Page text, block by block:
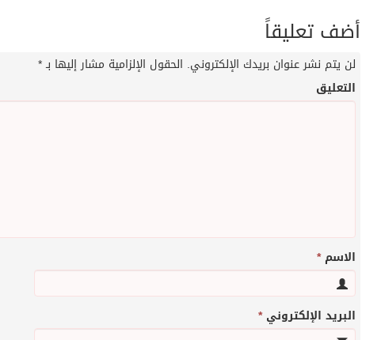
أضف تعليقاً
لن يتم نشر عنوان بريدك الإلكتروني. الحقول الإلزامية مشار إليها بـ*
التعليق
الاسم*
البريد الإلكتروني*